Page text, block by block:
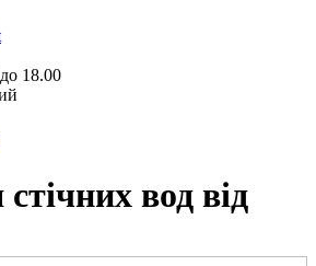
18.00
вод від